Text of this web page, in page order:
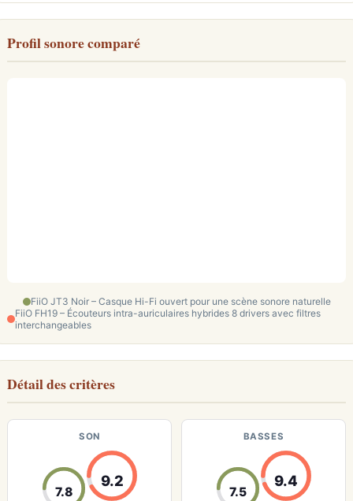
Profil sonore comparé
FiiO JT3 Noir – Casque Hi-Fi ouvert pour une scène sonore naturelle
FiiO FH19 – Écouteurs intra-auriculaires hybrides 8 drivers avec filtres
interchangeables
Détail des critères
SON
7.8
9.2
BASSES
7.5
9.4